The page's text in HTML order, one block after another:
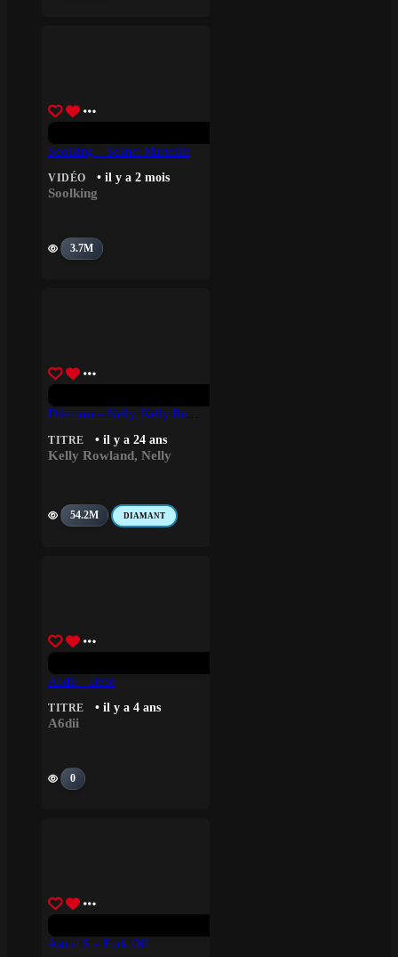
Soolking – Seknet Marseille
VIDÉO • il y a 2 mois
Soolking
3.7M
TITRE • il y a 24 ans
Kelly Rowland, Nelly
54.2M DIAMANT
A6dii – Bébé
TITRE • il y a 4 ans
A6dii
0
Astrid S – Fuck Off